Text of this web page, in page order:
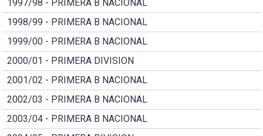
1997/98 - PRIMERA B NACIONAL
1998/99 - PRIMERA B NACIONAL
1999/00 - PRIMERA B NACIONAL
2000/01 - PRIMERA DIVISION
2001/02 - PRIMERA B NACIONAL
2002/03 - PRIMERA B NACIONAL
2003/04 - PRIMERA B NACIONAL